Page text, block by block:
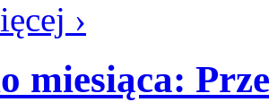
›
miesiąca: